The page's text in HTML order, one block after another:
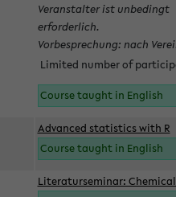
Veranstalter ist unbedingt
erforderlich.
Vorbesprechung: nach
Limited number of
Course taught in English
Advanced statistics with R
Course taught in English
Literaturseminar: